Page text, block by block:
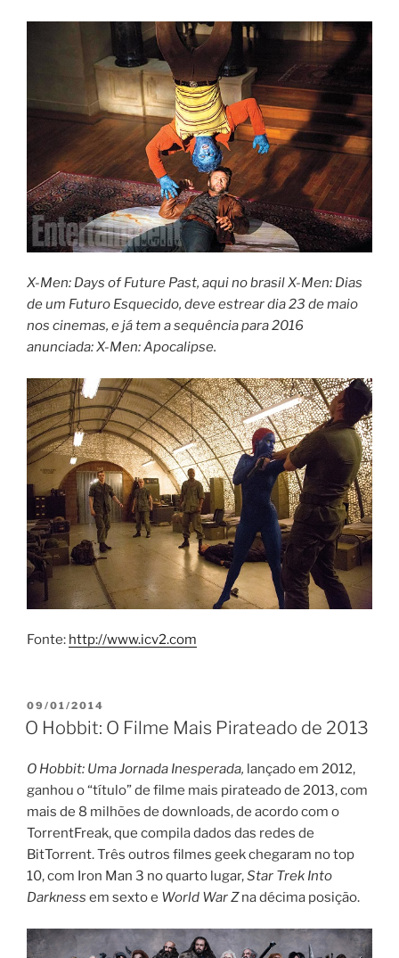
X-Men: Days of Future Past, aqui no brasilX-Men: Dias
de um Futuro Esquecido, deve estrear dia 23 de maio
nos cinemas, e já tem a sequência para 2016
anunciada:X-Men: Apocalipse.
Fonte: http://www.icv2.com
PUBLICADO
EM
09/01/2014
O Hobbit: O Filme Mais Pirateado de 2013
O Hobbit: Uma Jornada Inesperada, lançado em 2012,
ganhou o “título” de filme mais pirateado de 2013, com
mais de 8 milhões de downloads, de acordo com o
TorrentFreak, que compila dados das redes de
BitTorrent. Três outros filmes geek chegaram no top
10, com Iron Man 3 no quarto lugar,Star Trek Into
Darkness em sexto e World War Zna décima posição.